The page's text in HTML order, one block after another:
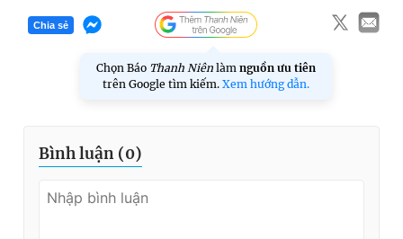
Chia sẻ
Chọn Báo Thanh Niên làm nguồn ưu tiên
trên Google tìm kiếm. Xem hướng dẫn.
Bình luận (0)